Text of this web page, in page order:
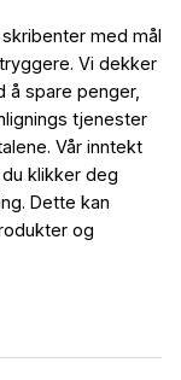
med mål
Vi dekker
å spare penger,
tjenester
Vår inntekt
klikker deg
Dette kan
og